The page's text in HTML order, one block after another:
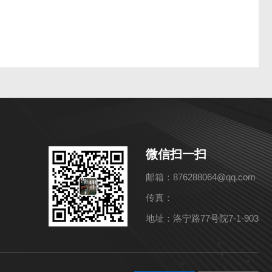
微信扫一扫
邮箱：876288064@qq.com
传真：
地址：洛宁路77号院7-1-903